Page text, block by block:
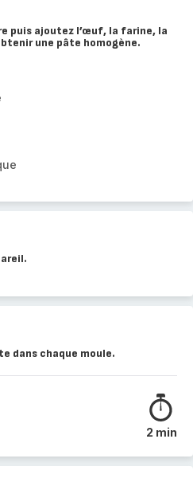
puis ajoutez l’œuf, la farine, la
une pâte homogène.
dans chaque moule.
2 min